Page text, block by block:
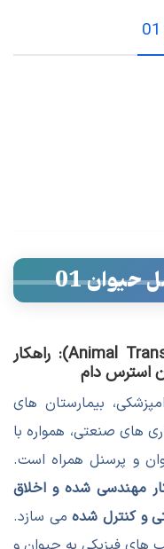
01
ترالی حمل حیوان (Animal Transport Trolley): راهکار
استرس دام
بیمارستان های
های صنعتی، همواره با
و پرسنل همراه است.
مهندسی شده و اخلاق
و کنترل شدهمی سازد.